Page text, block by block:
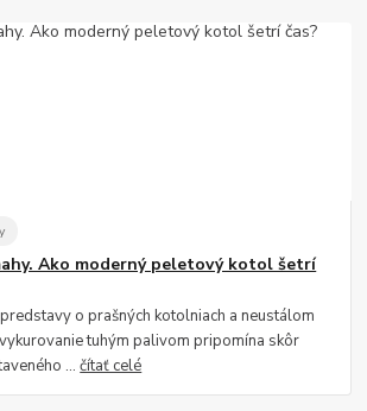
Ako moderný peletový kotol šetrí
o prašných kotolniach a neustálom
tuhým palivom pripomína skôr
...čítať celé